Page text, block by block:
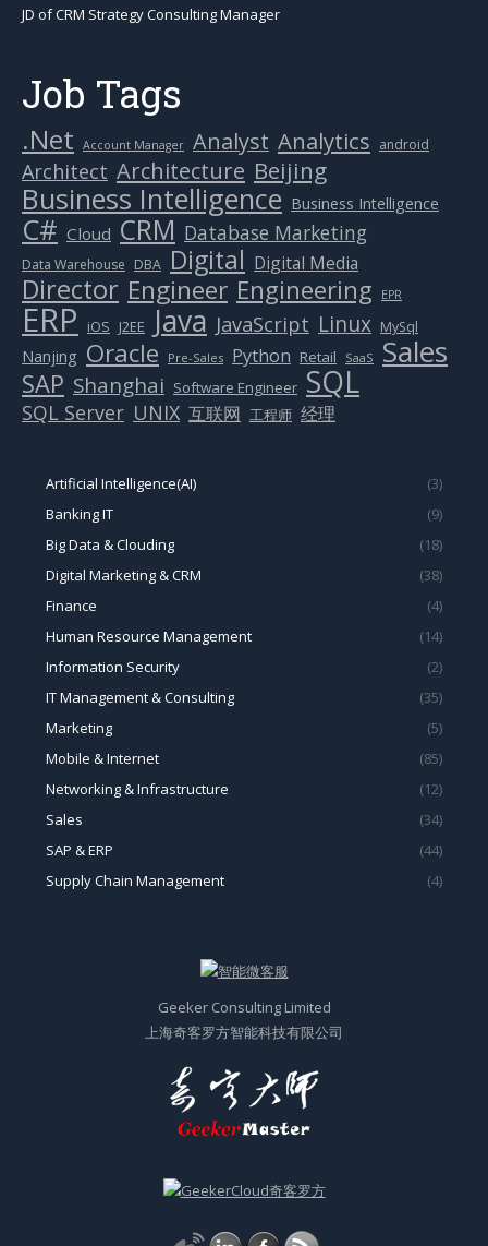
JD of CRM Strategy Consulting Manager
Job Tags
.Net Account Manager Analyst Analytics android
Architect Architecture Beijing
Business Intelligence Business Intelligence
C# Cloud CRM Database Marketing
Data Warehouse DBA Digital Digital Media
Director Engineer Engineering EPR
ERP iOS J2EE Java JavaScript Linux MySql
Nanjing Oracle Pre-Sales Python Retail SaaS Sales
SAP Shanghai Software Engineer SQL
SQL Server UNIX 互联网 工程师 经理
Artificial Intelligence(AI)
(3)
Banking IT
(9)
Big Data & Clouding
(18)
Digital Marketing & CRM
(38)
Finance
(4)
Human Resource Management
(14)
Information Security
(2)
IT Management & Consulting
(35)
Marketing
(5)
Mobile & Internet
(85)
Networking & Infrastructure
(12)
Sales
(34)
SAP & ERP
(44)
Supply Chain Management
(4)
Geeker Consulting Limited
上海奇客罗方智能科技有限公司